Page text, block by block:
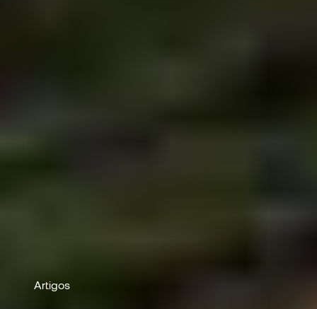
Artigos